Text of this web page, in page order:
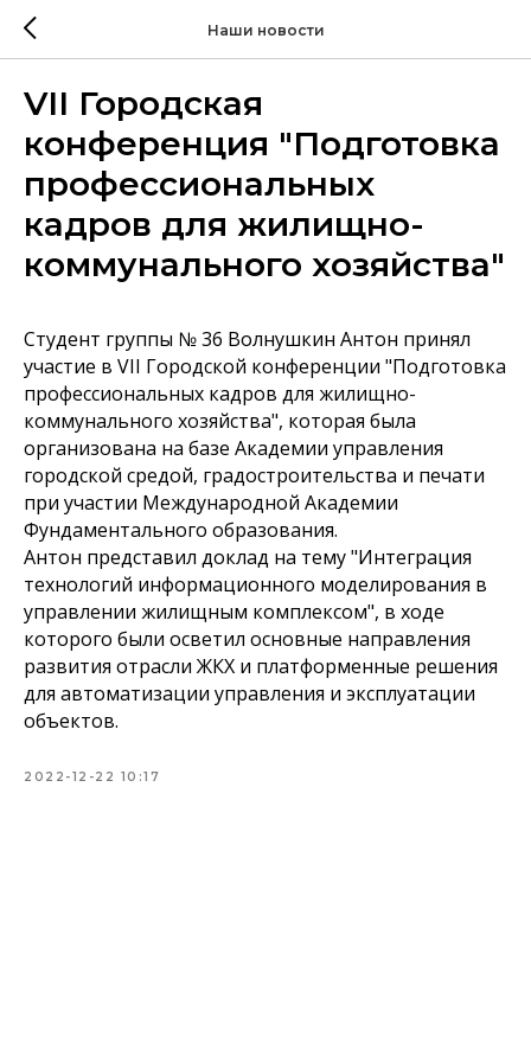
Наши новости
VII Городская
конференция "Подготовка
профессиональных
кадров для жилищно-
коммунального хозяйства"
Студент группы № 36 Волнушкин Антон принял
участие в VII Городской конференции "Подготовка
профессиональных кадров для жилищно-
коммунального хозяйства", которая была
организована на базе Академии управления
городской средой, градостроительства и печати
при участии Международной Академии
Фундаментального образования.
Антон представил доклад на тему "Интеграция
технологий информационного моделирования в
управлении жилищным комплексом", в ходе
которого были осветил основные направления
развития отрасли ЖКХ и платформенные решения
для автоматизации управления и эксплуатации
объектов.
2022-12-22 10:17